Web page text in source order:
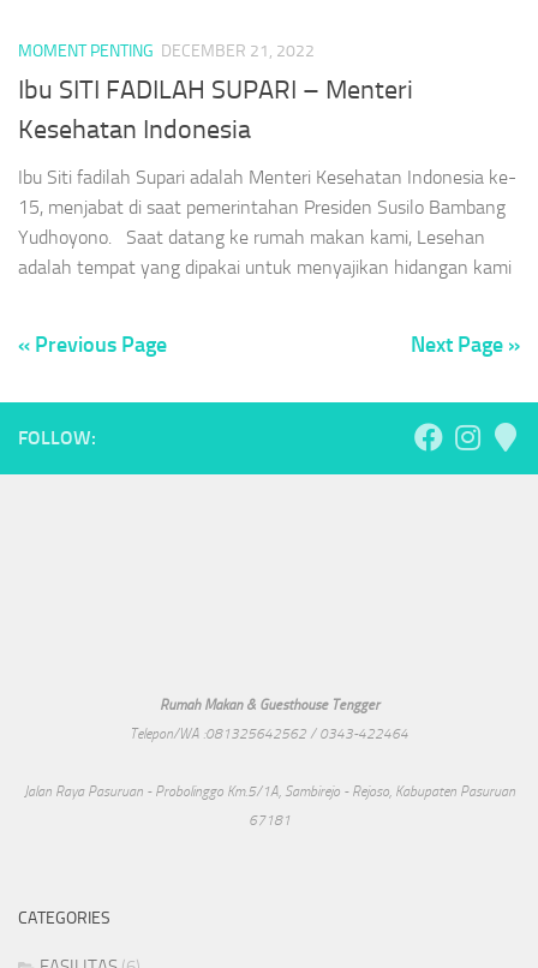
MOMENT PENTING DECEMBER 21, 2022
Ibu SITI FADILAH SUPARI – Menteri
Kesehatan Indonesia
Ibu Siti fadilah Supari adalah Menteri Kesehatan Indonesia ke-
15, menjabat di saat pemerintahan Presiden Susilo Bambang
Yudhoyono. Saat datang ke rumah makan kami, Lesehan
adalah tempat yang dipakai untuk menyajikan hidangan kami
« Previous Page Next Page »
FOLLOW:
Rumah Makan & Guesthouse Tengger
Telepon/WA :081325642562 / 0343-422464
Jalan Raya Pasuruan - Probolinggo Km.5/1A, Sambirejo - Rejoso, Kabupaten Pasuruan
67181
CATEGORIES